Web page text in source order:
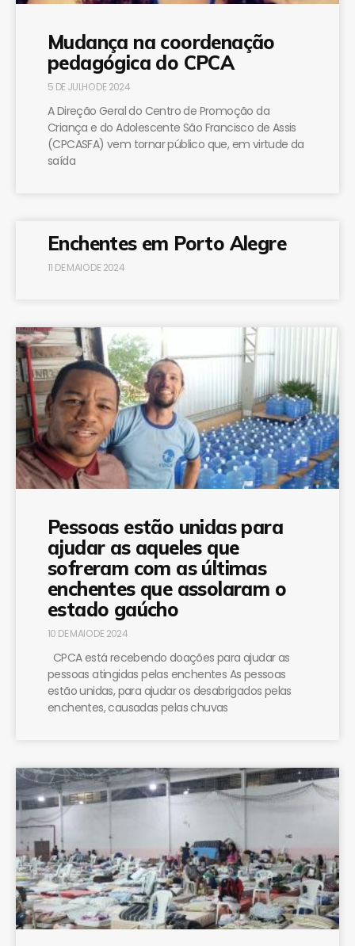
Mudança na coordenação
pedagógica do CPCA
5 DE JULHO DE 2024
A Direção Geral do Centro de Promoção da
Criança e do Adolescente São Francisco de Assis
(CPCASFA) vem tornar público que, em virtude da
saída
Enchentes em Porto Alegre
11 DE MAIO DE 2024
Pessoas estão unidas para
ajudar as aqueles que
sofreram com as últimas
enchentes que assolaram o
estado gaúcho
10 DE MAIO DE 2024
CPCA está recebendo doações para ajudar as
pessoas atingidas pelas enchentes As pessoas
estão unidas, para ajudar os desabrigados pelas
enchentes, causadas pelas chuvas